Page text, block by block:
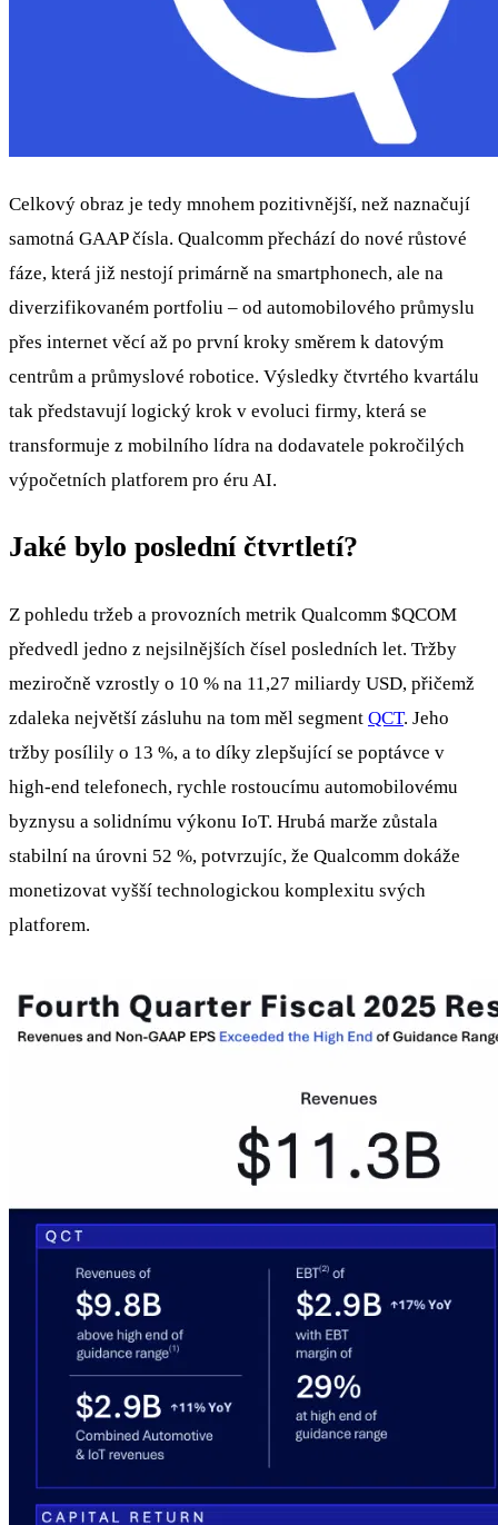
Celkový obraz je tedy mnohem pozitivnější, než naznačují
samotná GAAP čísla. Qualcomm přechází do nové růstové
fáze, která již nestojí primárně na smartphonech, ale na
diverzifikovaném portfoliu – od automobilového průmyslu
přes internet věcí až po první kroky směrem k datovým
centrům a průmyslové robotice. Výsledky čtvrtého kvartálu
tak představují logický krok v evoluci firmy, která se
transformuje z mobilního lídra na dodavatele pokročilých
výpočetních platforem pro éru AI.
Jaké bylo poslední čtvrtletí?
Z pohledu tržeb a provozních metrik Qualcomm $QCOM
předvedl jedno z nejsilnějších čísel posledních let. Tržby
meziročně vzrostly o 10 % na 11,27 miliardy USD, přičemž
zdaleka největší zásluhu na tom měl segment QCT. Jeho
tržby posílily o 13 %, a to díky zlepšující se poptávce v
high-end telefonech, rychle rostoucímu automobilovému
byznysu a solidnímu výkonu IoT. Hrubá marže zůstala
stabilní na úrovni 52 %, potvrzujíc, že Qualcomm dokáže
monetizovat vyšší technologickou komplexitu svých
platforem.